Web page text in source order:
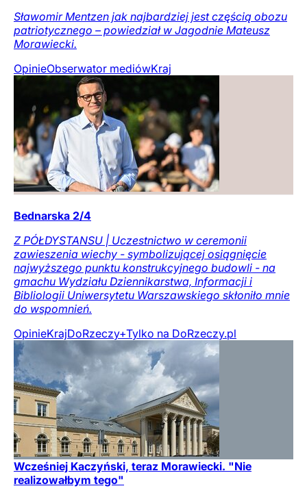
Sławomir Mentzen jak najbardziej jest częścią obozu
patriotycznego – powiedział w Jagodnie Mateusz
Morawiecki.
OpinieObserwator mediówKraj
Bednarska 2/4
Z PÓŁDYSTANSU | Uczestnictwo w ceremonii
zawieszenia wiechy - symbolizującej osiągnięcie
najwyższego punktu konstrukcyjnego budowli - na
gmachu Wydziału Dziennikarstwa, Informacji i
Bibliologii Uniwersytetu Warszawskiego skłoniło mnie
do wspomnień.
OpinieKrajDoRzeczy+Tylko na DoRzeczy.pl
Wcześniej Kaczyński, teraz Morawiecki. "Nie
realizowałbym tego"